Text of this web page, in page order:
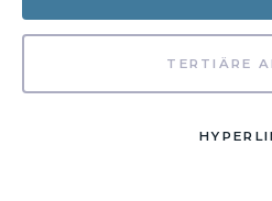
TERTIÄRE